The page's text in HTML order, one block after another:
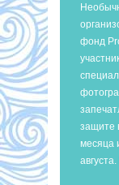
фонд
защите
месяца